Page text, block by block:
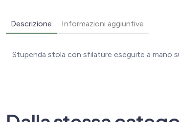
Descrizione Informazioni aggiuntive
Stupenda stola con sfilature eseguite a mano